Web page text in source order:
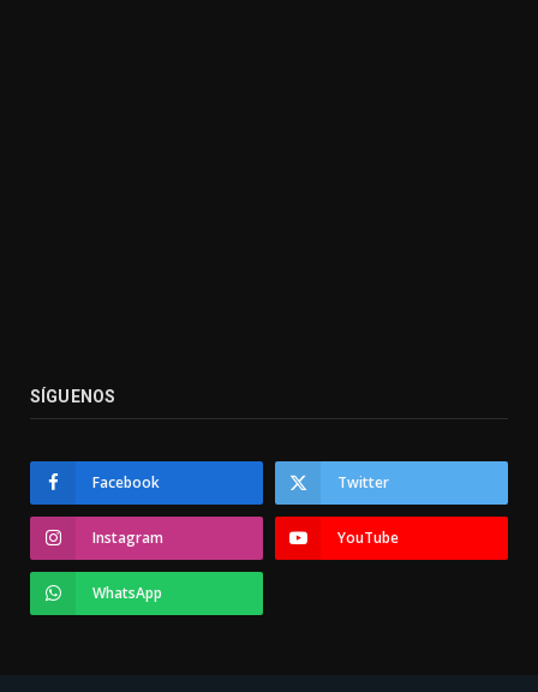
SÍGUENOS
Facebook Twitter
Instagram YouTube
WhatsApp